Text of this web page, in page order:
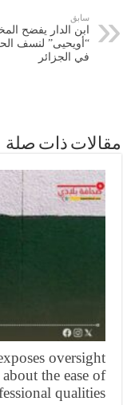
ابن الدار يفضح المخطط
“أويحيى” لنسف الحراك
في الجزائر
ذات صلة
exposes
about the
professional